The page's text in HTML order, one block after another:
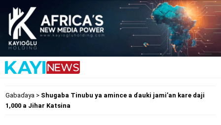
Gabaɗaya> Shugaba Tinubu ya amince a ɗauki jami’an kare daji
1,000 a Jihar Katsina